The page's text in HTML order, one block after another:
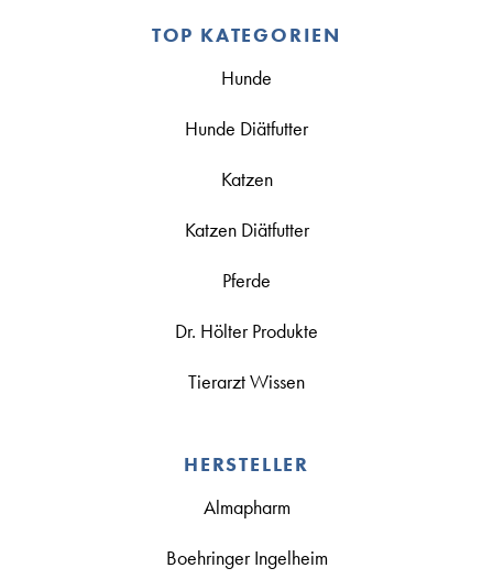
TOP KATEGORIEN
Hunde
Hunde Diätfutter
Katzen
Katzen Diätfutter
Pferde
Dr. Hölter Produkte
Tierarzt Wissen
HERSTELLER
Almapharm
Boehringer Ingelheim